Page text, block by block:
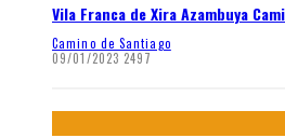
Vila Franca de Xira Azambuya
Camino de Santiago
09/01/2023 2497